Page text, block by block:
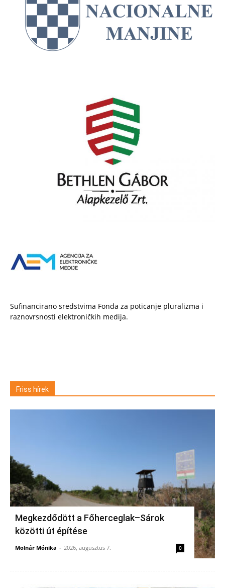
Sufinancirano sredstvima Fonda za poticanje pluralizma i
raznovrsnosti elektroničkih medija.
Friss hírek
Megkezdődött a Főherceglak–Sárok
közötti út építése
Molnár Mónika - 2026, augusztus 7. 0